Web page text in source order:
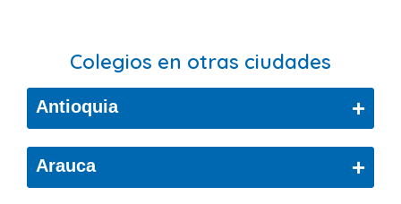
Colegios en otras ciudades
Antioquia +
Bello
Arauca +